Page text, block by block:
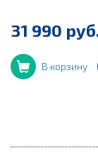
31 990
В корзину